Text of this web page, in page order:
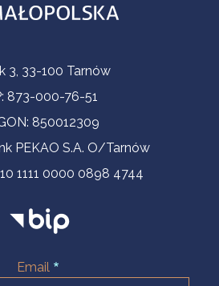
3, 33-100 Tarnów
873-000-76-51
850012309
PEKAO S.A. O/Tarnów
1111 0000 0898 4744
Email